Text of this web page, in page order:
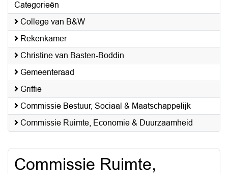
Categorieën
College van B&W
Rekenkamer
Christine van Basten-Boddin
Gemeenteraad
Griffie
Commissie Bestuur, Sociaal & Maatschappelijk
Commissie Ruimte, Economie & Duurzaamheid
Commissie Ruimte,